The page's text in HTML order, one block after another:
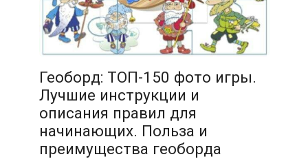
Геоборд: ТОП-150 фото игры.
Лучшие инструкции и
описания правил для
начинающих. Польза и
преимущества геоборда